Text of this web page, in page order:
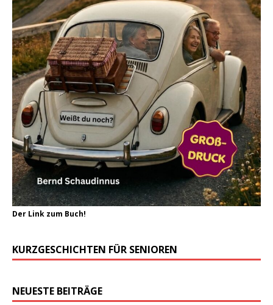
Der Link zum Buch!
KURZGESCHICHTEN FÜR SENIOREN
NEUESTE BEITRÄGE